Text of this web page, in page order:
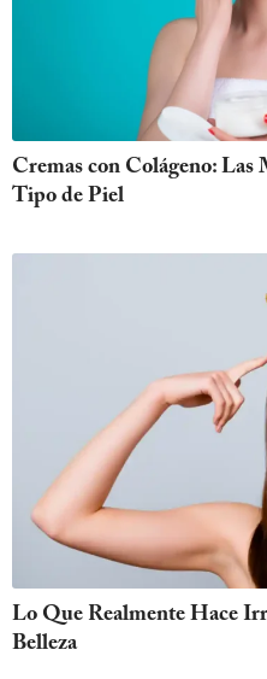
Cremas con Colágeno: Las
Tipo de Piel
Lo Que Realmente Hace
Belleza